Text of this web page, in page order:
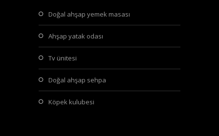
doğal ahşap yemek masası
ahşap yatak odası
tv ünitesi
doğal ahşap sehpa
köpek kulubesi